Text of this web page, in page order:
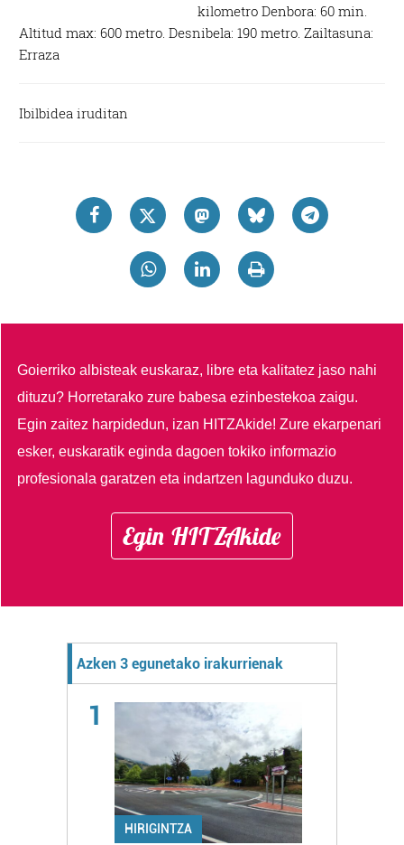
kilometro Denbora: 60 min.
Altitud max: 600 metro. Desnibela: 190 metro. Zailtasuna:
Erraza
Ibilbidea iruditan
Goierriko albisteak euskaraz, libre eta kalitatez jaso nahi
dituzu? Horretarako zure babesa ezinbestekoa zaigu.
Egin zaitez harpidedun, izan HITZAkide!Zure ekarpenari
esker, euskaratik eginda dagoen tokiko informazio
profesionala garatzen eta indartzen lagunduko duzu.
Egin HITZAkide
Azken 3 egunetako irakurrienak
1
HIRIGINTZA